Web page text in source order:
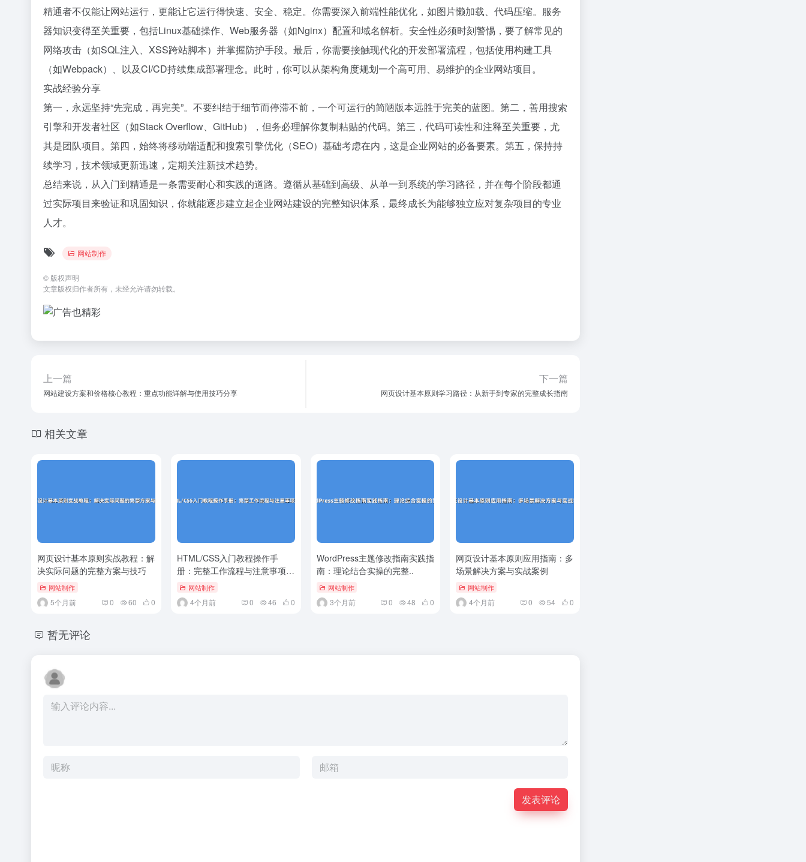
精通者不仅能让网站运行，更能让它运行得快速、安全、稳定。你需要深入前端性能优化，如图片懒加载、代码压缩。服务
器知识变得至关重要，包括Linux基础操作、Web服务器（如Nginx）配置和域名解析。安全性必须时刻警惕，要了解常见的
网络攻击（如SQL注入、XSS跨站脚本）并掌握防护手段。最后，你需要接触现代化的开发部署流程，包括使用构建工具
（如Webpack）、以及CI/CD持续集成部署理念。此时，你可以从架构角度规划一个高可用、易维护的企业网站项目。
实战经验分享
第一，永远坚持“先完成，再完美”。不要纠结于细节而停滞不前，一个可运行的简陋版本远胜于完美的蓝图。第二，善用搜索
引擎和开发者社区（如Stack Overflow、GitHub），但务必理解你复制粘贴的代码。第三，代码可读性和注释至关重要，尤
其是团队项目。第四，始终将移动端适配和搜索引擎优化（SEO）基础考虑在内，这是企业网站的必备要素。第五，保持持
续学习，技术领域更新迅速，定期关注新技术趋势。
总结来说，从入门到精通是一条需要耐心和实践的道路。遵循从基础到高级、从单一到系统的学习路径，并在每个阶段都通
过实际项目来验证和巩固知识，你就能逐步建立起企业网站建设的完整知识体系，最终成长为能够独立应对复杂项目的专业
人才。
网站制作
© 版权声明
文章版权归作者所有，未经允许请勿转载。
上一篇
网站建设方案和价格核心教程：重点功能详解与使用技巧分享
下一篇
网页设计基本原则学习路径：从新手到专家的完整成长指南
相关文章
网页设计基本原则实战教程：解
决实际问题的完整方案与技巧
网站制作
5个月前 0 60 0
HTML/CSS入门教程操作手
册：完整工作流程与注意事项详
解
网站制作
4个月前 0 46 0
WordPress主题修改指南实践指
南：理论结合实操的完整..
网站制作
3个月前 0 48 0
网页设计基本原则应用指南：多
场景解决方案与实战案例
网站制作
4个月前 0 54 0
暂无评论
发表评论